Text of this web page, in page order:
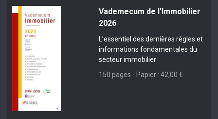
Vademecum de l'Immobilier
2026
L’essentiel des dernières règles et
informations fondamentales du
secteur immobilier
150 pages - Papier : 42,00 €